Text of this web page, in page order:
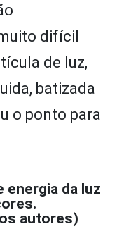
difícil
de luz,
batizada
o ponto para
energia da luz
autores)